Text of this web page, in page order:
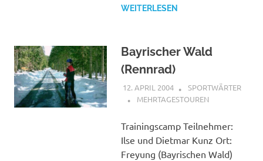
WEITERLESEN
Bayrischer Wald
(Rennrad)
12. APRIL 2004
SPORTWÄRTER
MEHRTAGESTOUREN
Trainingscamp Teilnehmer:
Ilse und Dietmar Kunz Ort:
Freyung (Bayrischen Wald)